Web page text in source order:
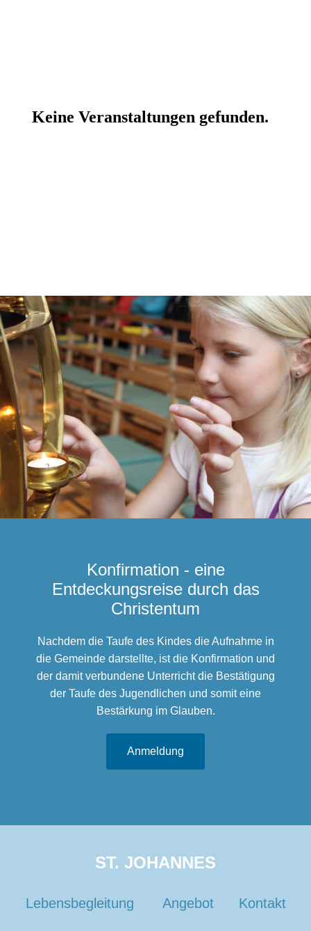
Konfirmation - eine
Entdeckungsreise durch das
Christentum
Nachdem die Taufe des Kindes die Aufnahme in
die Gemeinde darstellte, ist die Konfirmation und
der damit verbundene Unterricht die Bestätigung
der Taufe des Jugendlichen und somit eine
Bestärkung im Glauben.
Anmeldung
ST. JOHANNES
Lebensbegleitung Angebot Kontakt